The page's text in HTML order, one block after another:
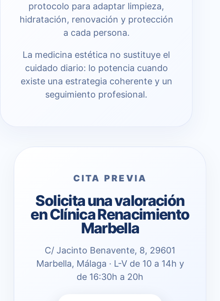
protocolo para adaptar limpieza,
hidratación, renovación y protección
a cada persona.
La medicina estética no sustituye el
cuidado diario: lo potencia cuando
existe una estrategia coherente y un
seguimiento profesional.
CITA PREVIA
Solicita una valoración
en Clínica Renacimiento
Marbella
C/ Jacinto Benavente, 8, 29601
Marbella, Málaga · L-V de 10 a 14h y
de 16:30h a 20h